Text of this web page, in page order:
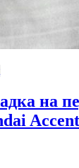
на
Accent